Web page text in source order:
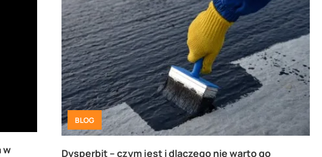
w
BLOG
Dysperbit – czym jest i dlaczego nie warto go